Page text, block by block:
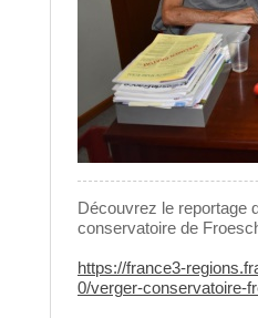
Découvrez le reportage
conservatoire de
https://france3-
0/verger-conservatoire-